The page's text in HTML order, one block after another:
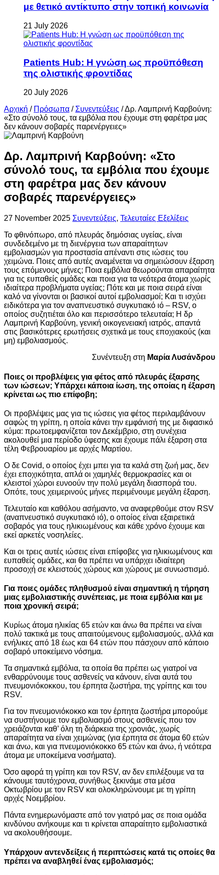
με θετικό αντίκτυπο στην τοπική κοινωνία
21 July 2026
Patients Hub: Η γνώση ως προϋπόθεση
της ολιστικής φροντίδας
20 July 2026
Αρχική / Πρόσωπα / Συνεντεύξεις /Δρ. Λαμπρινή Καρβούνη:
«Στο σύνολό τους, τα εμβόλια που έχουμε στη φαρέτρα μας
δεν κάνουν σοβαρές παρενέργειες»
Δρ. Λαμπρινή Καρβούνη: «Στο
σύνολό τους, τα εμβόλια που έχουμε
στη φαρέτρα μας δεν κάνουν
σοβαρές παρενέργειες»
27 November 2025 Συνεντεύξεις, Τελευταίες Εξελίξεις
Το φθινόπωρο, από πλευράς δημόσιας υγείας, είναι
συνδεδεμένο με τη διενέργεια των απαραίτητων
εμβολιασμών για προστασία απέναντι στις ιώσεις του
χειμώνα. Ποιες από αυτές αναμένεται να σημειώσουν έξαρση
τους επόμενους μήνες; Ποια εμβόλια θεωρούνται απαραίτητα
για τις ευπαθείς ομάδες και ποια για τα νεότερα άτομα χωρίς
ιδιαίτερα προβλήματα υγείας; Πότε και με ποια σειρά είναι
καλό να γίνονται οι βασικοί αυτοί εμβολιασμοί; Και τι ισχύει
ειδικότερα για τον αναπνευστικό συγκυτιακό ιό – RSV, ο
οποίος συζητιέται όλο και περισσότερο τελευταία; Η δρ
Λαμπρινή Καρβούνη, γενική οικογενειακή ιατρός, απαντά
στις βασικότερες ερωτήσεις σχετικά με τους εποχιακούς (και
μη) εμβολιασμούς.
Συνέντευξη στη Μαρία Λυσάνδρου
Ποιες οι προβλέψεις για φέτος από πλευράς έξαρσης
των ιώσεων; Υπάρχει κάποια ίωση, της οποίας η έξαρση
κρίνεται ως πιο επίφοβη;
Οι προβλέψεις μας για τις ιώσεις για φέτος περιλαμβάνουν
σαφώς τη γρίπη, η οποία κάνει την εμφάνισή της με διφασικό
κύμα: πρωτοεμφανίζεται τον Δεκέμβριο, στη συνέχεια
ακολουθεί μια περίοδο ύφεσης και έχουμε πάλι έξαρση στα
τέλη Φεβρουαρίου με αρχές Μαρτίου.
Ο δε Covid, ο οποίος έχει μπει για τα καλά στη ζωή μας, δεν
έχει εποχικότητα, απλά οι χαμηλές θερμοκρασίες και οι
κλειστοί χώροι ευνοούν την πολύ μεγάλη διασπορά του.
Οπότε, τους χειμερινούς μήνες περιμένουμε μεγάλη έξαρση.
Τελευταίο και καθόλου ασήμαντο, να αναφερθούμε στον RSV
(αναπνευστικό συγκυτιακό ιό), ο οποίος είναι εξαιρετικά
σοβαρός για τους ηλικιωμένους και κάθε χρόνο έχουμε και
εκεί αρκετές νοσηλείες.
Και οι τρεις αυτές ιώσεις είναι επίφοβες για ηλικιωμένους και
ευπαθείς ομάδες, και θα πρέπει να υπάρχει ιδιαίτερη
προσοχή σε κλειστούς χώρους και χώρους με συνωστισμό.
Για ποιες ομάδες πληθυσμού είναι σημαντική η τήρηση
μιας εμβολιαστικής συνέπειας, με ποια εμβόλια και με
ποια χρονική σειρά;
Κυρίως άτομα ηλικίας 65 ετών και άνω θα πρέπει να είναι
πολύ τακτικά με τους απαιτούμενους εμβολιασμούς, αλλά και
ενήλικες από 18 έως και 64 ετών που πάσχουν από κάποιο
σοβαρό υποκείμενο νόσημα.
Τα σημαντικά εμβόλια, τα οποία θα πρέπει ως γιατροί να
ενθαρρύνουμε τους ασθενείς να κάνουν, είναι αυτά του
πνευμονιόκοκκου, του έρπητα ζωστήρα, της γρίπης και του
RSV.
Για τον πνευμονιόκοκκο και τον έρπητα ζωστήρα μπορούμε
να συστήνουμε τον εμβολιασμό στους ασθενείς που τον
χρειάζονται καθ’ όλη τη διάρκεια της χρονιάς, χωρίς
απαραίτητα να είναι χειμώνας (για έρπητα σε άτομα 60 ετών
και άνω, και για πνευμονιόκοκκο 65 ετών και άνω, ή νεότερα
άτομα με υποκείμενα νοσήματα).
Όσο αφορά τη γρίπη και τον RSV, αν δεν επιλέξουμε να τα
κάνουμε ταυτόχρονα, συνήθως ξεκινάμε στα μέσα
Οκτωβρίου με τον RSV και ολοκληρώνουμε με τη γρίπη
αρχές Νοεμβρίου.
Πάντα ενημερωνόμαστε από τον γιατρό μας σε ποια ομάδα
κινδύνου ανήκουμε και τι κρίνεται απαραίτητο εμβολιαστικά
να ακολουθήσουμε.
Υπάρχουν αντενδείξεις ή περιπτώσεις κατά τις οποίες θα
πρέπει να αναβληθεί ένας εμβολιασμός;